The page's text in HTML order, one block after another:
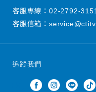
追蹤我們
客服專線： 02-2792-3151
客服信箱：